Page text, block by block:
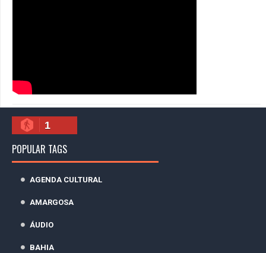
1
POPULAR TAGS
AGENDA CULTURAL
AMARGOSA
ÁUDIO
BAHIA